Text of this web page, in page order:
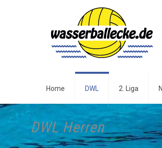
Home DWL 2. Liga
DWL Herren